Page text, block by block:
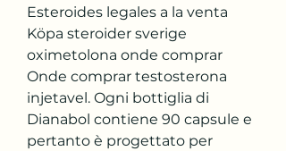
Esteroides legales a la venta
Köpa steroider sverige
oximetolona onde comprar
Onde comprar testosterona
injetavel. Ogni bottiglia di
Dianabol contiene 90 capsule e
pertanto è progettato per